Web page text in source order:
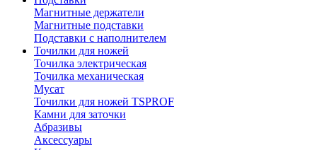
Магнитные держатели
Магнитные подставки
Подставки с наполнителем
Точилки для ножей
Точилка электрическая
Точилка механическая
Мусат
Точилки для ножей TSPROF
Камни для заточки
Абразивы
Аксессуары